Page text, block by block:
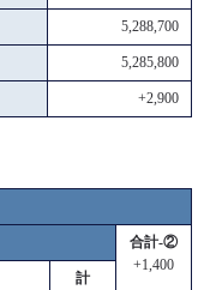
5,288,700
5,285,800
+2,900
合計-②
+1,400
計